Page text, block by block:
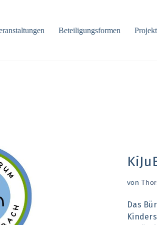
Beteiligungsformen
von
Das